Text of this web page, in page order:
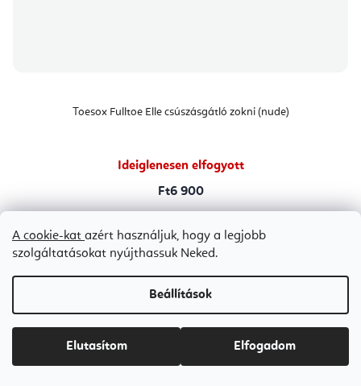
A cookie-kat azért használjuk, hogy a legjobb
szolgáltatásokat nyújthassuk Neked.
Beállítások
Elutasítom Elfogadom
Toesox Fulltoe Elle csúszásgátló zokni (nude)
Ideiglenesen elfogyott
Ft6 900
L 43-45 M 39-42,5